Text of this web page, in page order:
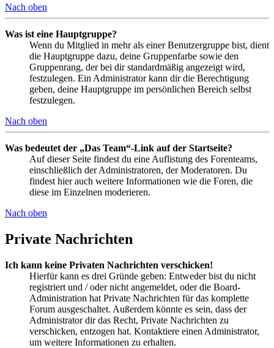
Nach oben
Was ist eine Hauptgruppe?
Wenn du Mitglied in mehr als einer Benutzergruppe bist, dient
die Hauptgruppe dazu, deine Gruppenfarbe sowie den
Gruppenrang, der bei dir standardmäßig angezeigt wird,
festzulegen. Ein Administrator kann dir die Berechtigung
geben, deine Hauptgruppe im persönlichen Bereich selbst
festzulegen.
Nach oben
Was bedeutet der „Das Team“-Link auf der Startseite?
Auf dieser Seite findest du eine Auflistung des Forenteams,
einschließlich der Administratoren, der Moderatoren. Du
findest hier auch weitere Informationen wie die Foren, die
diese im Einzelnen moderieren.
Nach oben
Private Nachrichten
Ich kann keine Privaten Nachrichten verschicken!
Hierfür kann es drei Gründe geben: Entweder bist du nicht
registriert und / oder nicht angemeldet, oder die Board-
Administration hat Private Nachrichten für das komplette
Forum ausgeschaltet. Außerdem könnte es sein, dass der
Administrator dir das Recht, Private Nachrichten zu
verschicken, entzogen hat. Kontaktiere einen Administrator,
um weitere Informationen zu erhalten.